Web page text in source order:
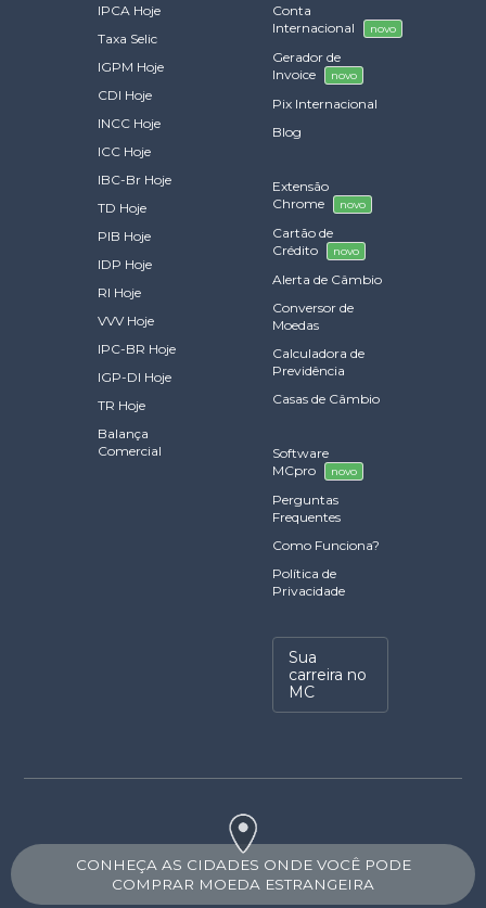
IPCA Hoje
Taxa Selic
IGPM Hoje
CDI Hoje
INCC Hoje
ICC Hoje
IBC-Br Hoje
TD Hoje
PIB Hoje
IDP Hoje
RI Hoje
VVV Hoje
IPC-BR Hoje
IGP-DI Hoje
TR Hoje
Balança
Comercial
Conta
Internacional
novo
Gerador de
Invoice
novo
Pix Internacional
Blog
Extensão
Chrome
novo
Cartão de
Crédito
novo
Alerta de Câmbio
Conversor de
Moedas
Calculadora de
Previdência
Casas de Câmbio
Software
MCpro
novo
Perguntas
Frequentes
Como Funciona?
Política de
Privacidade
Sua
carreira no
MC
CONHEÇA AS CIDADES ONDE VOCÊ PODE
COMPRAR MOEDA ESTRANGEIRA